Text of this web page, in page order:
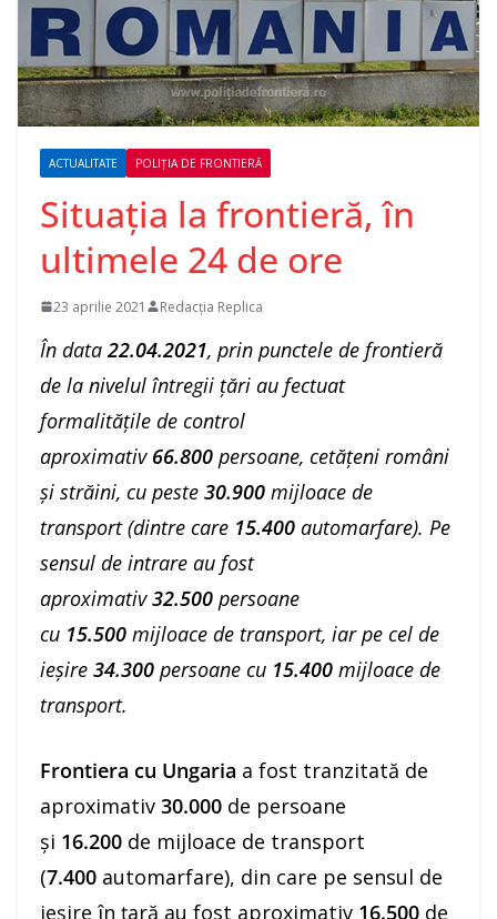
ACTUALITATE POLIȚIA DE FRONTIERĂ
Situaţia la frontieră, în
ultimele 24 de ore
23 aprilie 2021 Redacția Replica
În data 22.04.2021, prin punctele de frontieră
de la nivelul întregii ţări au fectuat
formalitățile de control
aproximativ 66.800 persoane, cetățeni români
și străini, cu peste 30.900 mijloace de
transport (dintre care 15.400 automarfare). Pe
sensul de intrare au fost
aproximativ32.500 persoane
cu 15.500 mijloace de transport, iar pe cel de
ieşire 34.300 persoane cu 15.400 mijloace de
transport.
Frontiera cu Ungaria a fost tranzitată de
aproximativ 30.000 de persoane
şi 16.200 de mijloace de transport
(7.400 automarfare), din care pe sensul de
ieșire în ţară au fost aproximativ 16.500 de